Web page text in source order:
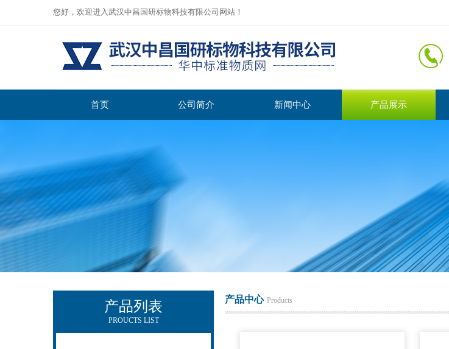
您好，欢迎进入武汉中昌国研标物科技有限公司网站！
首页 公司简介 新闻中心 产品展示
产品列表
PROUCTS LIST
产品中心 Products